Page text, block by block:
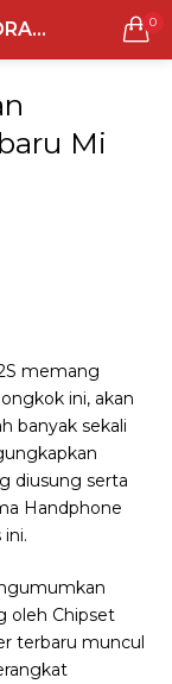
KEMBALI MUNCUL BOCORAN HANDPHONE XIAOMI TERBARU MI MIX 2S 0
Mi
memang
ini, akan
banyak sekali
diusung serta
Handphone
oleh Chipset
terbaru muncul